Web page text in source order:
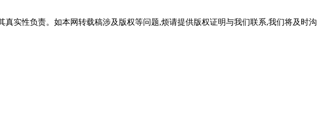
实性负责。如本网转载稿涉及版权等问题,烦请提供版权证明与我们联系,我们将及时沟